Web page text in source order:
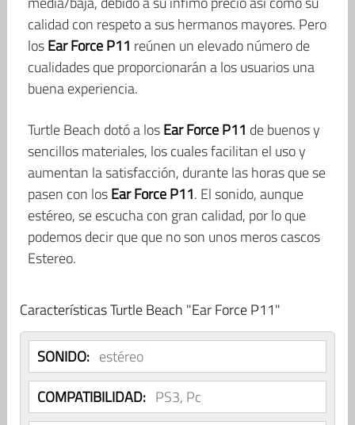
calidad con respeto a sus hermanos mayores. Pero
losEar Force P11 reúnen un elevado número de
cualidades que proporcionarán a los usuarios una
buena experiencia.
Turtle Beach dotó a losEar Force P11 de buenos y
sencillos materiales, los cuales facilitan el uso y
aumentan la satisfacción, durante las horas que se
pasen con losEar Force P11. El sonido, aunque
estéreo, se escucha con gran calidad, por lo que
podemos decir que que no son unos meros cascos
Estereo.
Características Turtle Beach "Ear Force P11"
SONIDO: estéreo
COMPATIBILIDAD: PS3, Pc